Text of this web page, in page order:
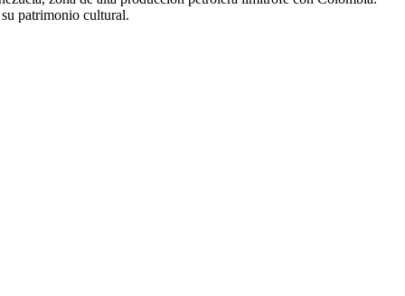
patrimonio cultural.